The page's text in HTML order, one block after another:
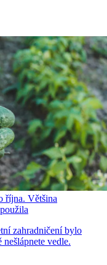
října. Většina
zahradničení bylo
vedle.